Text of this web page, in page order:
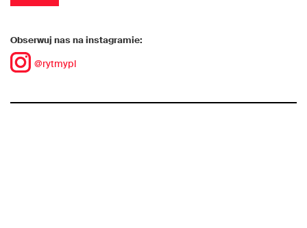
Obserwuj nas na instagramie:
@rytmypl